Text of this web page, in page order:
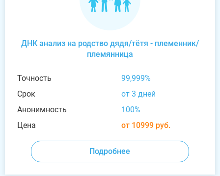
ДНК анализ на родство дядя/тётя - племенник/
племянница
Точность
99,999%
Срок
от 3 дней
Анонимность
100%
Цена
от 10999 руб.
Подробнее